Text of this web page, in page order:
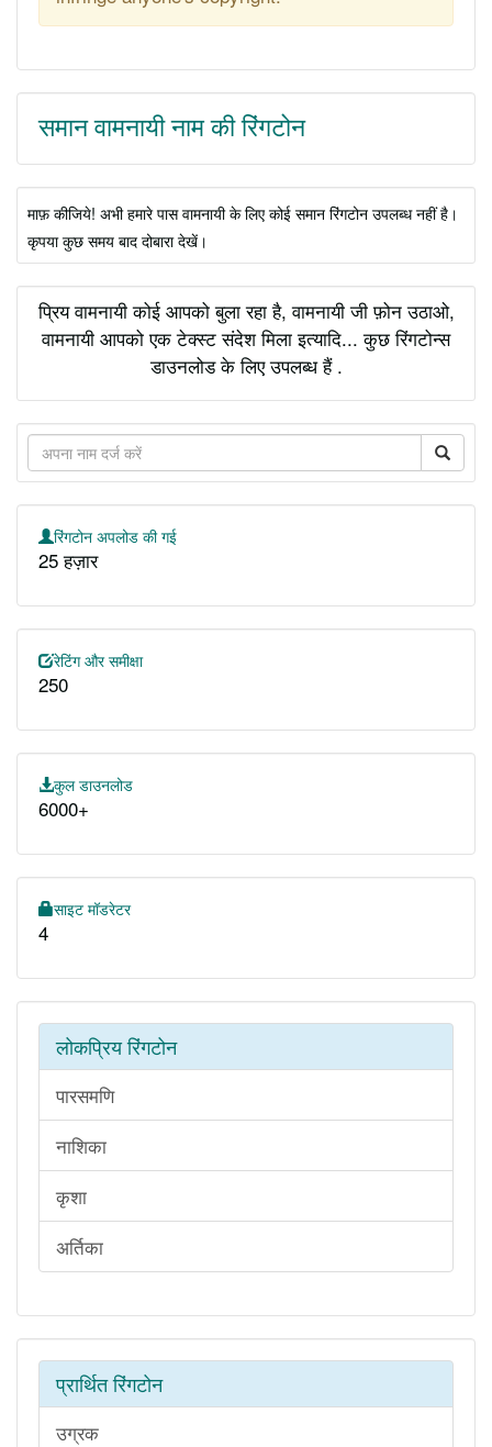
समान वामनायी नाम की रिंगटोन
माफ़ कीजिये! अभी हमारे पास वामनायी के लिए कोई समान रिंगटोन उपलब्ध नहीं है।
कृपया कुछ समय बाद दोबारा देखें।
प्रिय वामनायी कोई आपको बुला रहा है, वामनायी जी फ़ोन उठाओ,
वामनायी आपको एक टेक्स्ट संदेश मिला इत्यादि... कुछ रिंगटोन्स
डाउनलोड के लिए उपलब्ध हैं .
रिंगटोन अपलोड की गई
25 हज़ार
रेटिंग और समीक्षा
250
कुल डाउनलोड
6000+
साइट मॉडरेटर
4
लोकप्रिय रिंगटोन
पारसमणि
नाशिका
कृशा
अर्तिका
प्रार्थित रिंगटोन
उग्रक